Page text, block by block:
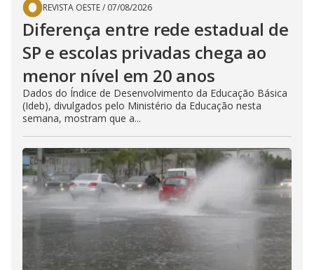
REVISTA OESTE/ 07/08/2026
Diferença entre rede estadual de
SP e escolas privadas chega ao
menor nível em 20 anos
Dados do Índice de Desenvolvimento da Educação Básica
(Ideb), divulgados pelo Ministério da Educação nesta
semana, mostram que a...